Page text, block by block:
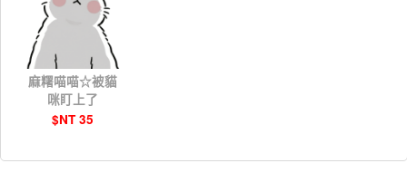
麻糬喵喵☆被貓
咪盯上了
$NT 35